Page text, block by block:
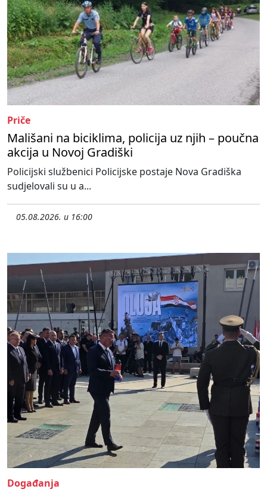
Priče
Mališani na biciklima, policija uz njih – poučna
akcija u Novoj Gradiški
Policijski službenici Policijske postaje Nova Gradiška
sudjelovali su u a...
05.08.2026. u 16:00
Događanja